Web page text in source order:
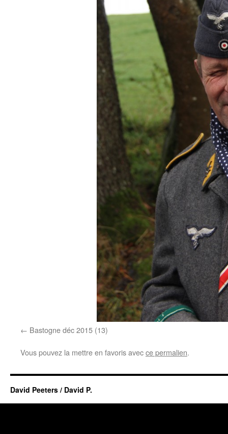
Bastogne déc 2015 (13)
Vous pouvez la mettre en favoris avecce permalien.
David Peeters / David P.